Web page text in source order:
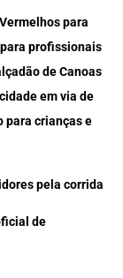
para
profissionais
de Canoas
em via de
para crianças e
pela corrida
de